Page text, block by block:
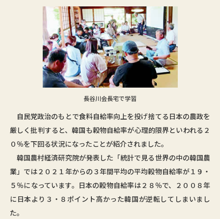
長谷川会長宅で学習
自民党政治のもとで食料自給率向上を投げ捨てる日本の農政を
厳しく批判すると、韓国も穀物自給率が心理的限界といわれる２
０％を下回る状況になったことが紹介されました。
韓国農村経済研究院が発表した「統計で見る世界の中の韓国農
業」では２０２１年からの３年間平均の平均穀物自給率が１９・
５％になっています。日本の穀物自給率は２８％で、２００８年
に日本より３・８ポイント高かった韓国が逆転してしまいまし
た。